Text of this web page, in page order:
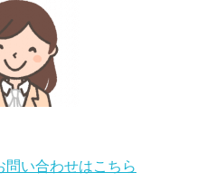
問い合わせはこちら